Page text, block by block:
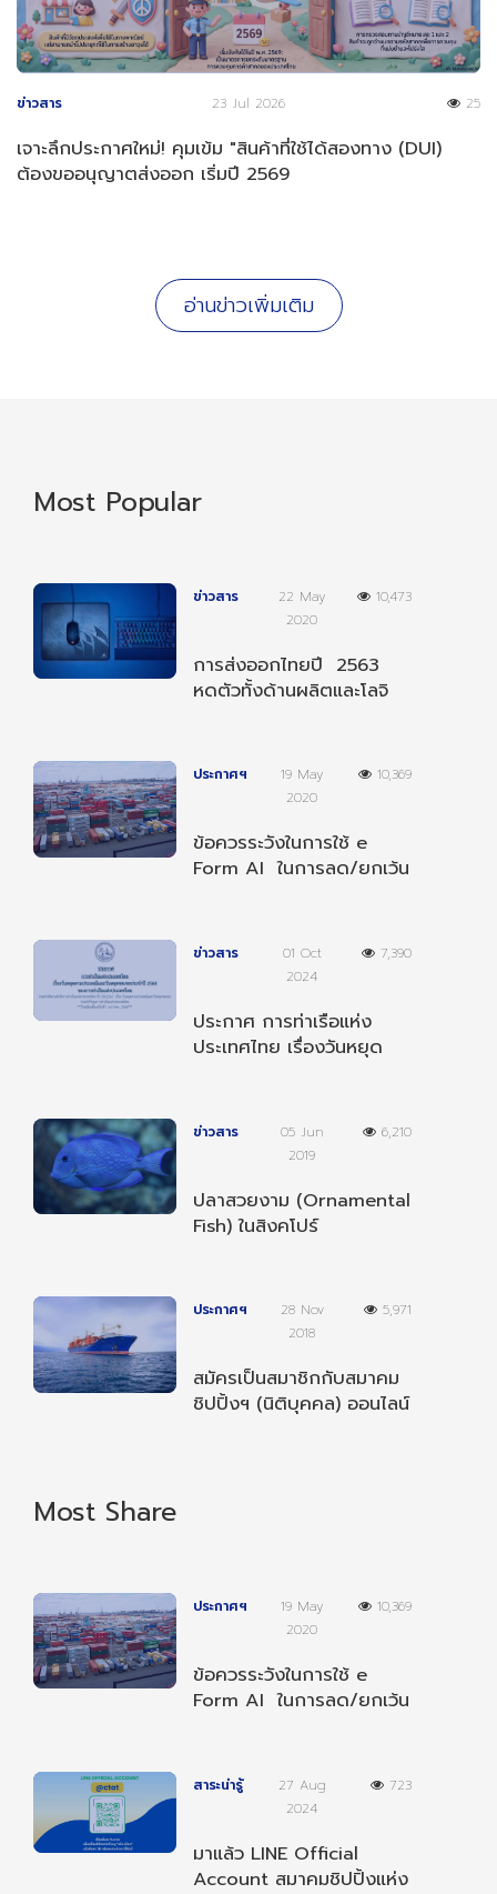
ข่าวสาร 23 Jul 2026 25
เจาะลึกประกาศใหม่! คุมเข้ม "สินค้าที่ใช้ได้สองทาง (DUI)
ต้องขออนุญาตส่งออก เริ่มปี 2569
อ่านข่าวเพิ่มเติม
Most Popular
ข่าวสาร
22 May
2020
10,473
การส่งออกไทยปี 2563
หดตัวทั้งด้านผลิตและโลจิ
ประกาศฯ
19 May
2020
10,369
ข้อควรระวังในการใช้ e
Form AI ในการลด/ยกเว้น
ข่าวสาร
01 Oct
2024
7,390
ประกาศ การท่าเรือแห่ง
ประเทศไทย เรื่องวันหยุด
ข่าวสาร
05 Jun
2019
6,210
ปลาสวยงาม (Ornamental
Fish) ในสิงคโปร์
ประกาศฯ
28 Nov
2018
5,971
สมัครเป็นสมาชิกกับสมาคม
ชิปปิ้งฯ (นิติบุคคล) ออนไลน์
Most Share
ประกาศฯ
19 May
2020
10,369
ข้อควรระวังในการใช้ e
Form AI ในการลด/ยกเว้น
สาระน่ารู้
27 Aug
2024
723
มาแล้ว LINE Official
Account สมาคมชิปปิ้งแห่ง